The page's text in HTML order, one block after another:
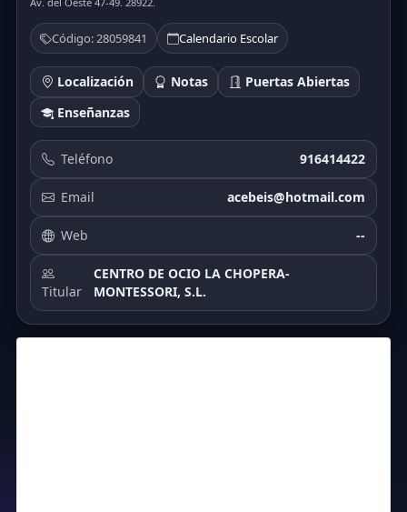
Código: 28059841 Calendario Escolar
Localización Notas
Puertas Abiertas
Enseñanzas
Teléfono 916414422
Email acebeis@hotmail.com
Web --
Titular
CENTRO DE OCIO LA CHOPERA-
MONTESSORI, S.L.